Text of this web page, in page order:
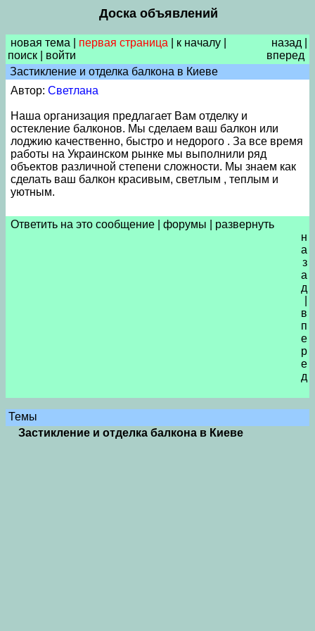
Доска объявлений
новая тема первая страница к началу
поиск
войти
назад
вперед
Застикление и отделка балкона в Киеве
Автор: Светлана
Наша организация предлагает Вам отделку и
остекление балконов. Мы сделаем ваш балкон или
лоджию качественно, быстро и недорого . За все время
работы на Украинском рынке мы выполнили ряд
объектов различной степени сложности. Мы знаем как
сделать ваш балкон красивым, светлым , теплым и
уютным.
Ответить на это сообщение форумы
развернуть
н
а
з
а
д
в
п
е
р
е
д
Темы
Застикление и отделка балкона в Киеве